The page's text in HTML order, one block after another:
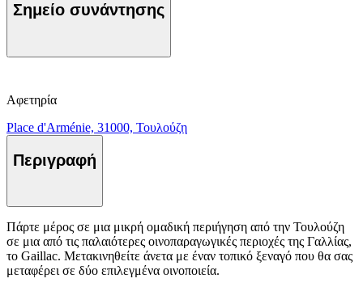
Σημείο συνάντησης
Αφετηρία
Place d'Arménie, 31000, Τουλούζη
Περιγραφή
Πάρτε μέρος σε μια μικρή ομαδική περιήγηση από την Τουλούζη
σε μια από τις παλαιότερες οινοπαραγωγικές περιοχές της Γαλλίας,
το Gaillac. Μετακινηθείτε άνετα με έναν τοπικό ξεναγό που θα σας
μεταφέρει σε δύο επιλεγμένα οινοποιεία.